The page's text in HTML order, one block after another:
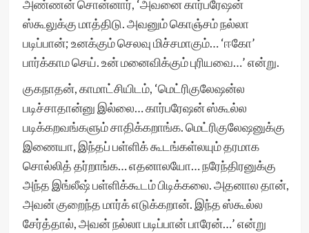
அண்ணன் சொன்னார், ‘அவனை கார்பரேஷன்
ஸ்கூலுக்கு மாத்திடு. அவனும் கொஞ்சம் நல்லா
படிப்பான்; உனக்கும் செலவு மிச்சமாகும்… ‘ஈகோ’
பார்க்காம செய். உன் மனைவிக்கும் புரியவை…’ என்று.
குகநாதன், காமாட்சியிடம், ‘மெட்ரிகுலேஷன்ல
படிச்சாதான்னு இல்லை… கார்பரேஷன் ஸ்கூல்ல
படிக்கறவங்களும் சாதிக்கறாங்க. மெட்ரிகுலேஷனுக்கு
இணையா, இந்தப் பள்ளிக் கூடங்கள்லயும் தரமாக
சொல்லித் தர்றாங்க… எதனாலயோ… நரேந்திரனுக்கு
அந்த இங்லீஷ் பள்ளிக்கூடம் பிடிக்கலை. அதனால தான்,
அவன் குறைந்த மார்க் எடுக்கறான். இந்த ஸ்கூல்ல
சேர்த்தால், அவன் நல்லா படிப்பான் பாரேன்…’ என்று